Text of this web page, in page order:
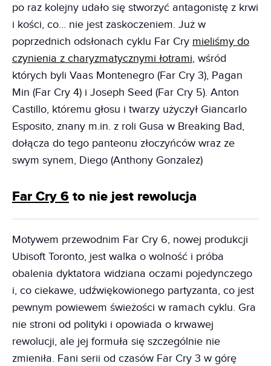
po raz kolejny udało się stworzyć antagonistę z krwi
i kości, co… nie jest zaskoczeniem. Już w
poprzednich odsłonach cyklu Far Cry mieliśmy do
czynienia z charyzmatycznymi łotrami, wśród
których byli Vaas Montenegro (Far Cry 3), Pagan
Min (Far Cry 4) i Joseph Seed (Far Cry 5). Anton
Castillo, któremu głosu i twarzy użyczył Giancarlo
Esposito, znany m.in. z roli Gusa w Breaking Bad,
dołącza do tego panteonu złoczyńców wraz ze
swym synem, Diego (Anthony Gonzalez)
Far Cry 6 to nie jest rewolucja
Motywem przewodnim Far Cry 6, nowej produkcji
Ubisoft Toronto, jest walka o wolność i próba
obalenia dyktatora widziana oczami pojedynczego
i, co ciekawe, udźwiękowionego partyzanta, co jest
pewnym powiewem świeżości w ramach cyklu. Gra
nie stroni od polityki i opowiada o krwawej
rewolucji, ale jej formuła się szczególnie nie
zmieniła. Fani serii od czasów Far Cry 3 w górę